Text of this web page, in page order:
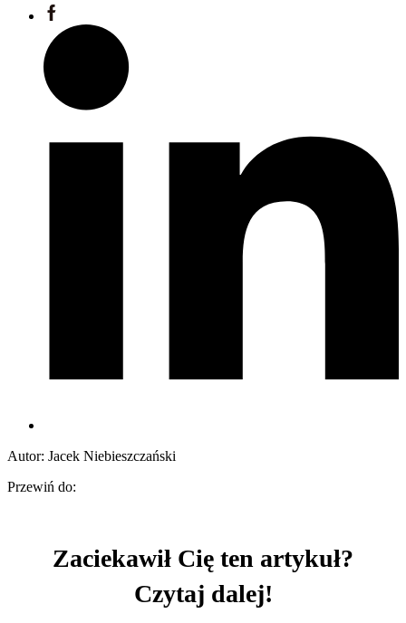
Autor: Jacek Niebieszczański
Przewiń do:
Zaciekawił Cię ten artykuł?
Czytaj dalej!